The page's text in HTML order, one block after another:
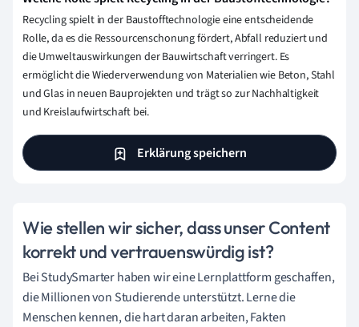
Recycling spielt in der Baustofftechnologie eine entscheidende
Rolle, da es die Ressourcenschonung fördert, Abfall reduziert und
die Umweltauswirkungen der Bauwirtschaft verringert. Es
ermöglicht die Wiederverwendung von Materialien wie Beton, Stahl
und Glas in neuen Bauprojekten und trägt so zur Nachhaltigkeit
und Kreislaufwirtschaft bei.
Erklärung speichern
Wie stellen wir sicher, dass unser Content
korrekt und vertrauenswürdig ist?
Bei StudySmarter haben wir eine Lernplattform geschaffen,
die Millionen von Studierende unterstützt. Lerne die
Menschen kennen, die hart daran arbeiten, Fakten